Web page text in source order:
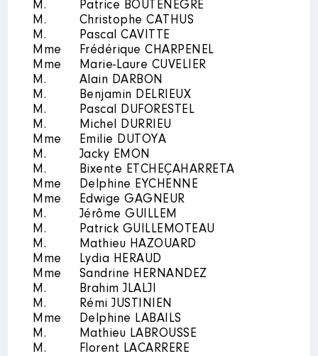
Année Montant Type
2021 0 €
Net
2022
0 €
Net
2023
0 € Net
Description: Membre CA
Organisme: LPO privé Saint
Joseph │ De : 06/2021 à 07/2023
Rémunération ou gratification
Année Montant
2021 0 €
2022
0 €
Net
2023
0 € Net
de : 07/2021 à 05/2022
Rémunération ou gratification
Année Montant
2021 10 523 €
Net
2022
5 594 €
M.
Patrice BOUTENEGRE
M.
Christophe CATHUS
M.
Pascal CAVITTE
Mme
Frédérique CHARPENEL
Mme
Marie-Laure CUVELIER
M.
Alain DARBON
M.
Benjamin DELRIEUX
M.
Pascal DUFORESTEL
M.
Michel DURRIEU
Mme
Emilie DUTOYA
M.
Jacky EMON
M.
Bixente ETCHEÇAHARRETA
Mme
Delphine EYCHENNE
Mme
Edwige GAGNEUR
M.
Jérôme GUILLEM
M.
Patrick GUILLEMOTEAU
M.
Mathieu HAZOUARD
Mme
Lydia HERAUD
Mme
Sandrine HERNANDEZ
M.
Brahim JLALJI
M.
Rémi JUSTINIEN
Mme
Delphine LABAILS
M.
Mathieu LABROUSSE
M.
Florent LACARRERE